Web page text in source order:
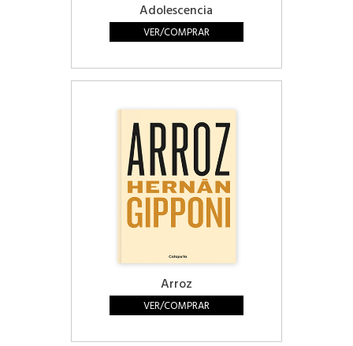
Adolescencia
VER/COMPRAR
Arroz
VER/COMPRAR